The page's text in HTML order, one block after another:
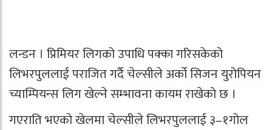
लन्डन । प्रिमियर लिगको उपाधि पक्का गरिसकेको
लिभरपुललाई पराजित गर्दै चेल्सीले अर्को सिजन युरोपियन
च्याम्पियन्स लिग खेल्ने सम्भावना कायम राखेको छ ।
गएराति भएको खेलमा चेल्सीले लिभरपुललाई ३–१गोल